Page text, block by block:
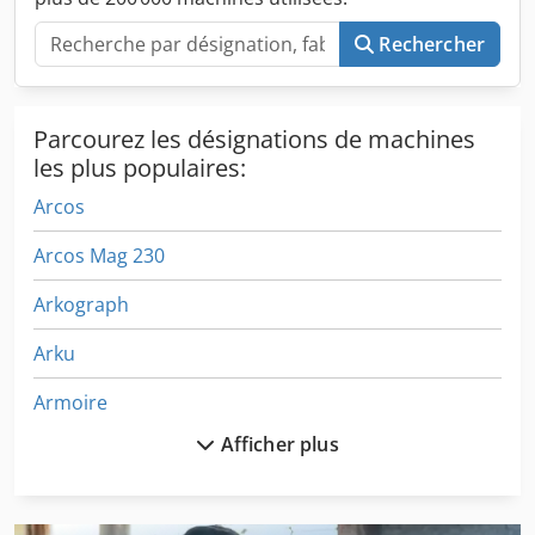
et de pesage de sacs et station d'ensachage.
Documentation disponible. Une visite sur place est
possible. Le système présente des défauts largement
documentés. Djdpfxov Ip Syj Acpowa
Rechercher
Parcourez les désignations de machines
les plus populaires:
Arcos
Arcos Mag 230
Arkograph
Arku
Armoire
Armoire InformatiqueAfficher plus